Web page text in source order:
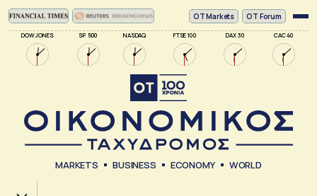
DOW JONES SP 500 NASDAQ FTSE 100 DAX 30 CAC 40
ΟΤ Markets OT Forum
MARKETS BUSINESS ECONOMY WORLD